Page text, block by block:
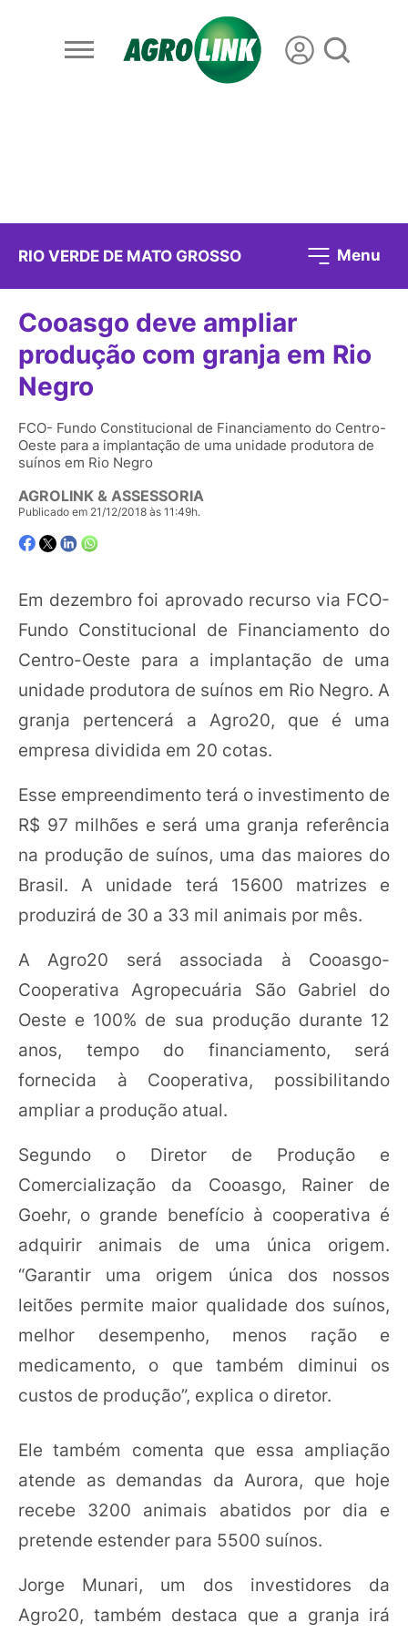
RIO VERDE DE MATO GROSSO Menu
Cooasgo deve ampliar
produção com granja em Rio
Negro
FCO- Fundo Constitucional de Financiamento do Centro-
Oeste para a implantação de uma unidade produtora de
suínos em Rio Negro
AGROLINK & ASSESSORIA
Publicado em 21/12/2018 às 11:49h.
Em dezembro foi aprovado recurso via FCO-
Fundo Constitucional de Financiamento do
Centro-Oeste para a implantação de uma
unidade produtora de suínos em Rio Negro. A
granja pertencerá a Agro20, que é uma
empresa dividida em 20 cotas.
Esse empreendimento terá o investimento de
R$ 97 milhões e será uma granja referência
na produção de suínos, uma das maiores do
Brasil. A unidade terá 15600 matrizes e
produzirá de 30 a 33 mil animais por mês.
A Agro20 será associada à Cooasgo-
Cooperativa Agropecuária São Gabriel do
Oeste e 100% de sua produção durante 12
anos, tempo do financiamento, será
fornecida à Cooperativa, possibilitando
ampliar a produção atual.
Segundo o Diretor de Produção e
Comercialização da Cooasgo, Rainer de
Goehr, o grande benefício à cooperativa é
adquirir animais de uma única origem.
“Garantir uma origem única dos nossos
leitões permite maior qualidade dos suínos,
melhor desempenho, menos ração e
medicamento, o que também diminui os
custos de produção”, explica o diretor.
Ele também comenta que essa ampliação
atende as demandas da Aurora, que hoje
recebe 3200 animais abatidos por dia e
pretende estender para 5500 suínos.
Jorge Munari, um dos investidores da
Agro20, também destaca que a granja irá